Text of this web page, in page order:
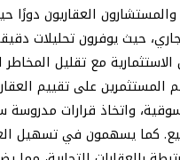
والمستشارون العقاريون دورًا
حيث يوفرون تحليلات
مع تقليل المخاطر
المستثمرين على تقييم
واتخاذ قرارات مدروسة
كما يسهمون في تسهيل